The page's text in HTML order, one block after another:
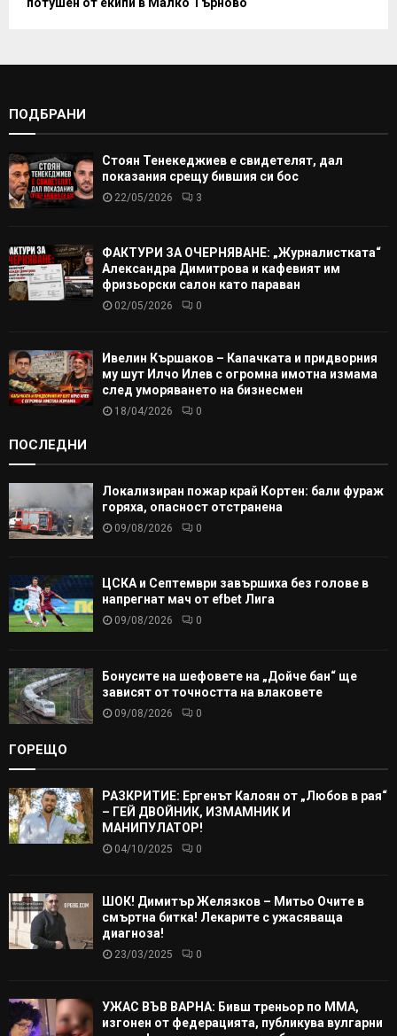
ПОДБРАНИ
Стоян Тенекеджиев е свидетелят, дал
показания срещу бившия си бос
22/05/2026 3
ФАКТУРИ ЗА ОЧЕРНЯВАНЕ: „Журналистката“
Александра Димитрова и кафевият им
фризьорски салон като параван
02/05/2026 0
Ивелин Кършаков – Капачката и придворния
му шут Илчо Илев с огромна имотна измама
след уморяването на бизнесмен
18/04/2026 0
ПОСЛЕДНИ
Локализиран пожар край Кортен: бали фураж
горяха, опасност отстранена
09/08/2026 0
ЦСКА и Септември завършиха без голове в
напрегнат мач от efbet Лига
09/08/2026 0
Бонусите на шефовете на „Дойче бан“ ще
зависят от точността на влаковете
09/08/2026 0
ГОРЕЩО
РАЗКРИТИЕ: Ергенът Калоян от „Любов в рая“
– ГЕЙ ДВОЙНИК, ИЗМАМНИК И
МАНИПУЛАТОР!
04/10/2025 0
ШОК! Димитър Желязков – Митьо Очите в
смъртна битка! Лекарите с ужасяваща
диагноза!
23/03/2025 0
УЖАС ВЪВ ВАРНА: Бивш треньор по ММА,
изгонен от федерацията, публикува вулгарни